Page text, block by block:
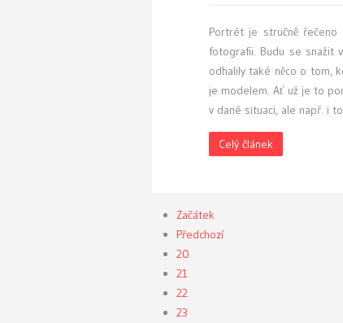
Portrét je stručně
fotografii. Budu se snažit
odhalily také něco o tom,
je modelem. Ať už je to
v dané situaci, ale např. i
Celý článek
Začátek
Předchozí
20
21
22
23